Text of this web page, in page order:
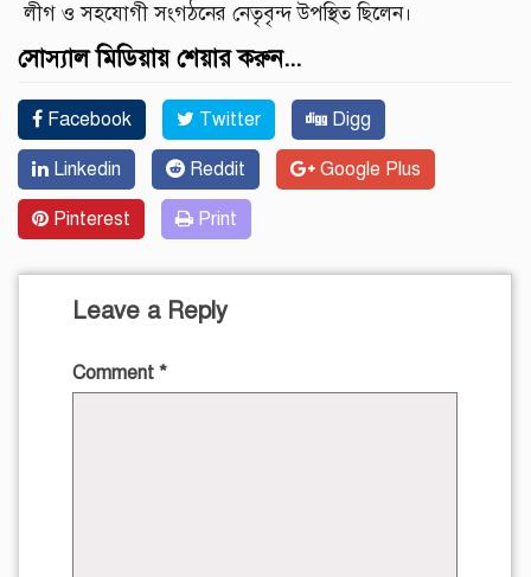
লীগ ও সহযোগী সংগঠনের নেতৃবৃন্দ উপস্থিত ছিলেন।
সোস্যাল মিডিয়ায় শেয়ার করুন...
Facebook Twitter Digg
Linkedin Reddit Google Plus
Pinterest Print
Leave a Reply
Comment *